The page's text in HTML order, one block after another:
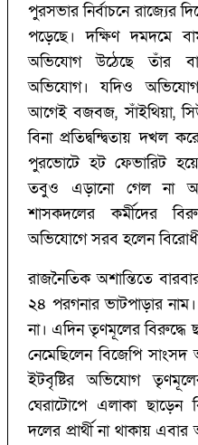
পুরসভার নির্বাচনে রাজ্যের
পড়েছে। দক্ষিণ দমদমে বাম
অভিযোগ উঠেছে তাঁর
অভিযোগ। যদিও
আগেই বজবজ, সাঁইথিয়া,
বিনা প্রতিদ্বন্দ্বিতায় দখল
পুরভোটে হট ফেভারিট
তবুও এড়ানো গেল না
শাসকদলের কর্মীদের
অভিযোগে সরব হলেন
রাজনৈতিক অশান্তিতে
২৪ পরগনার ভাটপাড়ার
না। এদিন তৃণমূলের বিরুদ্ধে
নেমেছিলেন বিজেপি
ইটবৃষ্টির অভিযোগ
ঘেরাটোপে এলাকা ছাড়েন
দলের প্রার্থী না থাকায়